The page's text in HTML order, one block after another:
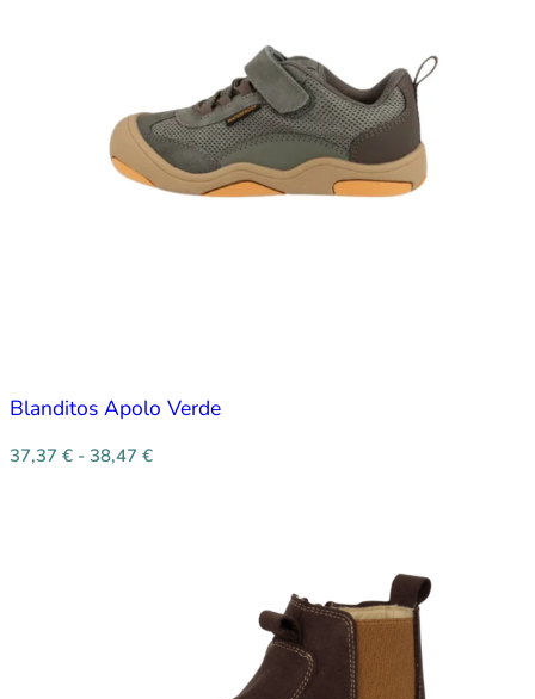
Blanditos Apolo Verde
37,37 € - 38,47 €